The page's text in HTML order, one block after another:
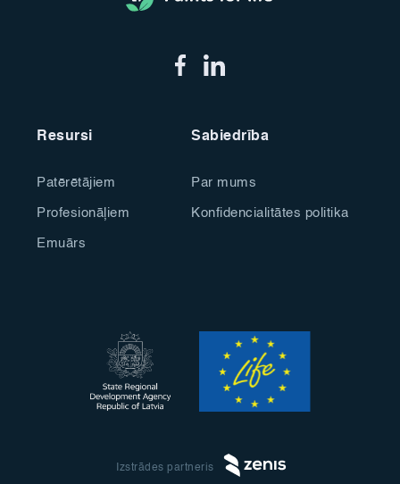
Resursi
Patērētājiem
Profesionāļiem
Emuārs
Sabiedrība
Par mums
Konfidencialitātes politika
Izstrādes partneris